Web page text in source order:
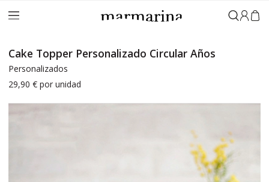
Iniciar
Cake Topper Personalizado Circular Años
Personalizados
29,90 € por unidad